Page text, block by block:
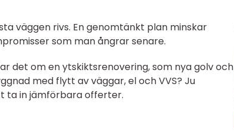
väggen rivs. En genomtänkt plan minskar
som man ångrar senare.
det om en ytskiktsrenovering, som nya golv och
med flytt av väggar, el och VVS? Ju
ta in jämförbara offerter.